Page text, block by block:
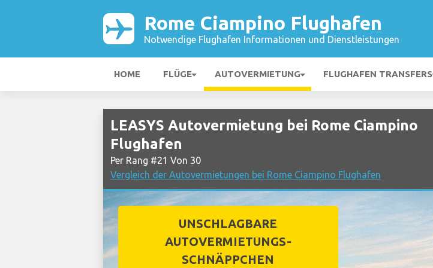
Rome Ciampino Flughafen
Notwendige Flughafen Informationen und Dienstleistungen
HOME FLÜGE AUTOVERMIETUNG FLUGHAFEN TRANSFERS
LEASYS Autovermietung bei Rome Ciampino
Flughafen
Per Rang #21 Von 30
Vergleich der Autovermietungen bei Rome Ciampino Flughafen
UNSCHLAGBARE
AUTOVERMIETUNGS-
SCHNÄPPCHEN